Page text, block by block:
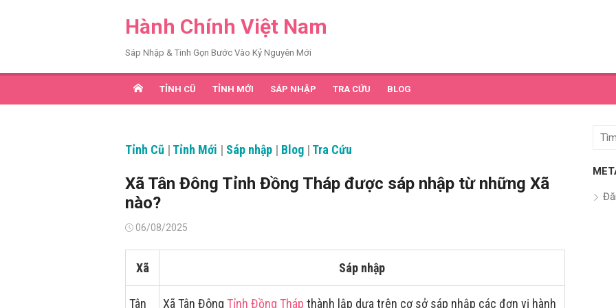
Hành Chính Việt Nam
Sáp Nhập & Tinh Gọn Bước Vào Kỷ Nguyên Mới
TỈNH CŨ TỈNH MỚI SÁP NHẬP TRA CỨU BLOG
Tỉnh Cũ | Tỉnh Mới | Sáp nhập | Blog | Tra Cứu
Xã Tân Đông Tỉnh Đồng Tháp được sáp nhập từ những Xã
nào?
Đăng06/08/2025
Xã Sáp nhập
Tân
Xã Tân Đông Tỉnh Đồng Tháp thành lập dựa trên cơ sở sáp nhập các đơn vị hành
Tìm
quả